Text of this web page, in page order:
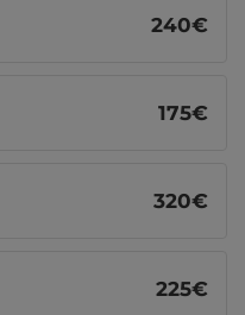
240€
175€
320€
225€